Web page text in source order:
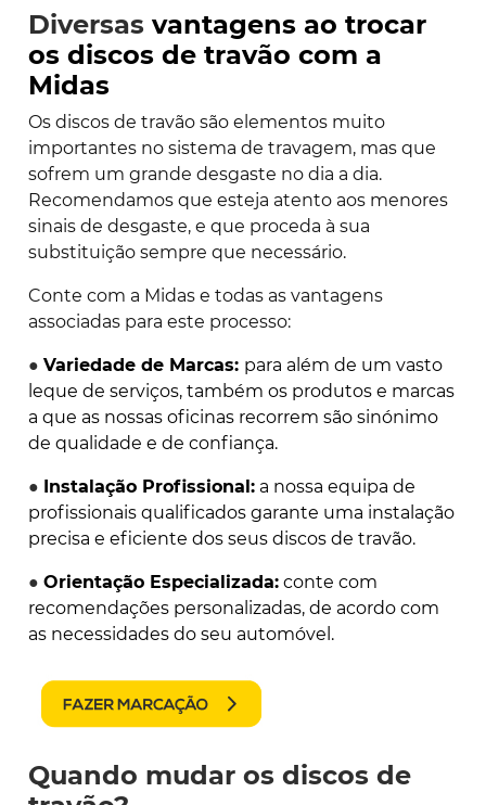
Diversas vantagens ao trocar
os discos de travão com a
Midas
Os discos de travão são elementos muito
importantes no sistema de travagem, mas que
sofrem um grande desgaste no dia a dia.
Recomendamos que esteja atento aos menores
sinais de desgaste, e que proceda à sua
substituição sempre que necessário.
Conte com a Midas e todas as vantagens
associadas para este processo:
● Variedade de Marcas: para além de um vasto
leque de serviços, também os produtos e marcas
a que as nossas oficinas recorrem são sinónimo
de qualidade e de confiança.
● Instalação Profissional: a nossa equipa de
profissionais qualificados garante uma instalação
precisa e eficiente dos seus discos de travão.
● Orientação Especializada: conte com
recomendações personalizadas, de acordo com
as necessidades do seu automóvel.
Quando mudar os discos de